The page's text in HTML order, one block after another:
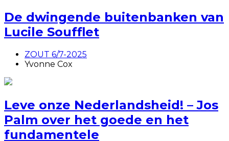
De dwingende buitenbanken van
Lucile Soufflet
ZOUT 6/7-2025
Yvonne Cox
Leve onze Nederlandsheid! – Jos
Palm over het goede en het
fundamentele